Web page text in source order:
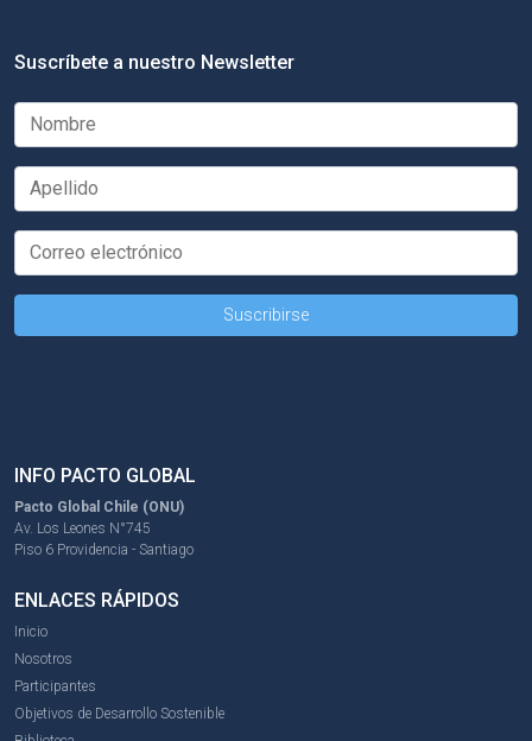
Suscríbete a nuestro Newsletter
INFO PACTO GLOBAL
Pacto Global Chile (ONU)
Av. Los Leones N°745
Piso 6 Providencia - Santiago
ENLACES RÁPIDOS
Inicio
Nosotros
Participantes
Objetivos de Desarrollo Sostenible